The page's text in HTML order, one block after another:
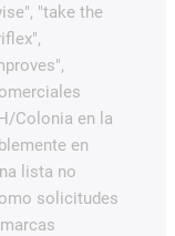
"take the
Colonia en la
en
lista no
solicitudes